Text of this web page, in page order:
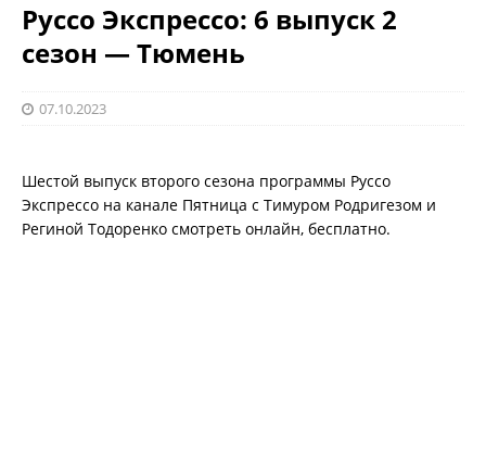
Руссо Экспрессо: 6 выпуск 2
сезон — Тюмень
07.10.2023
Шестой выпуск второго сезона программы Руссо
Экспрессо на канале Пятница с Тимуром Родригезом и
Региной Тодоренко смотреть онлайн, бесплатно.